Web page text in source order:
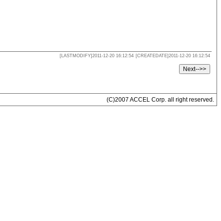
[LASTMODIFY]2011-12-20 16:12:54 [CREATEDATE]2011-12-20 16:12:54
(C)2007 ACCEL Corp. all right reserved.